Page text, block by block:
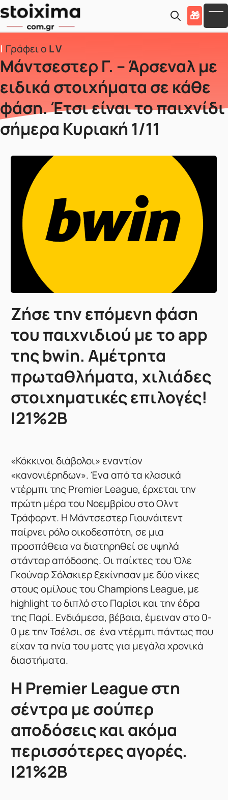
Skip to main content
🎁
Γράφει ο L V
Μάντσεστερ Γ. – Άρσεναλ με
ειδικά στοιχήματα σε κάθε
φάση. Έτσι είναι το παιχνίδι
σήμερα Κυριακή 1/11
Ζήσε την επόμενη φάση
του παιχνιδιού με το app
της bwin. Αμέτρητα
πρωταθλήματα, χιλιάδες
στοιχηματικές επιλογές!
|21%2B
«Κόκκινοι διάβολοι» εναντίον
«κανονιέρηδων». Ένα από τα κλασικά
ντέρμπι της Premier League, έρχεται την
πρώτη μέρα του Νοεμβρίου στο Ολντ
Τράφορντ. Η Μάντσεστερ Γιουνάιτεντ
παίρνει ρόλο οικοδεσπότη, σε μια
προσπάθεια να διατηρηθεί σε υψηλά
στάνταρ απόδοσης. Οι παίκτες του Όλε
Γκούναρ Σόλσκιερ ξεκίνησαν με δύο νίκες
στους ομίλους του Champions League, με
highlight το διπλό στο Παρίσι και την έδρα
της Παρί. Ενδιάμεσα, βέβαια, έμειναν στο 0-
0 με την Τσέλσι, σε ένα ντέρμπι πάντως που
είχαν τα ηνία του ματς για μεγάλα χρονικά
διαστήματα.
Η Premier League στη
σέντρα με σούπερ
αποδόσεις και ακόμα
περισσότερες αγορές.
|21%2B